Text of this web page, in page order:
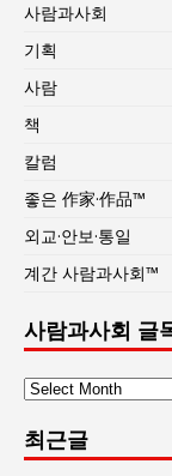
사람과사회
기획
사람
책
칼럼
좋은 作家·作品™
외교·안보·통일
계간 사람과사회™
사람과사회 글
사
과
사
최근글